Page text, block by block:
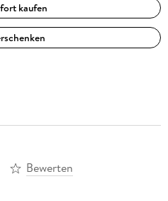
kaufen
Bewerten